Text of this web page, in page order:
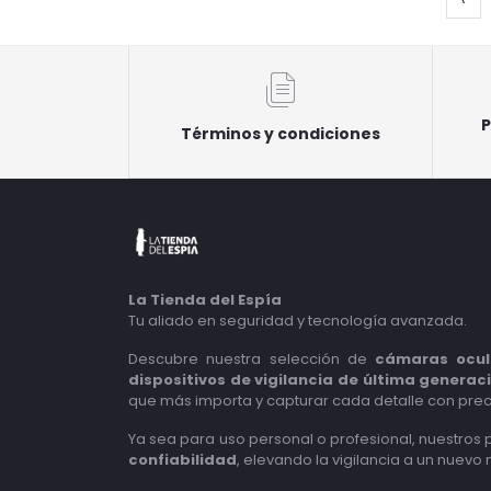
Términos y condiciones
La Tienda del Espía
Tu aliado en seguridad y tecnología avanzada.
Descubre nuestra selección de cámaras
dispositivos de vigilancia de última
que más importa y capturar cada detalle con
Ya sea para uso personal o profesional,
confiabilidad, elevando la vigilancia a un nuevo